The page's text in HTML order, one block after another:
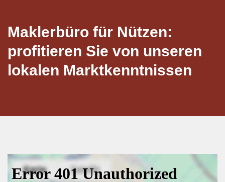
Maklerbüro für Nützen:
profitieren Sie von unseren
lokalen Marktkenntnissen